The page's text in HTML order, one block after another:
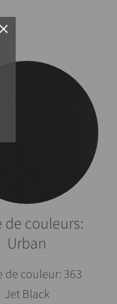
close
de couleurs:
Urban
de couleur: 363
Jet Black